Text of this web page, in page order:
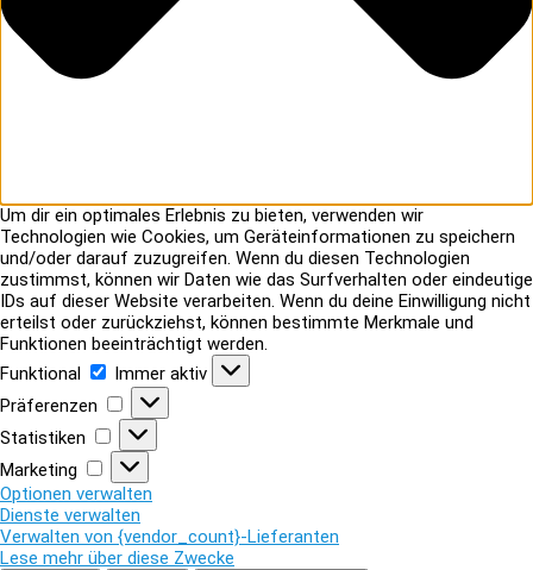
Um dir ein optimales Erlebnis zu bieten, verwenden wir
Technologien wie Cookies, um Geräteinformationen zu speichern
und/oder darauf zuzugreifen. Wenn du diesen Technologien
zustimmst, können wir Daten wie das Surfverhalten oder eindeutige
IDs auf dieser Website verarbeiten. Wenn du deine Einwilligung nicht
erteilst oder zurückziehst, können bestimmte Merkmale und
Funktionen beeinträchtigt werden.
Funktional
Funktional
Immer aktiv
Präferenzen
Präferenzen
Statistiken
Statistiken
Marketing
Marketing
Optionen verwalten
Dienste verwalten
Verwalten von {vendor_count}-Lieferanten
Lese mehr über diese Zwecke